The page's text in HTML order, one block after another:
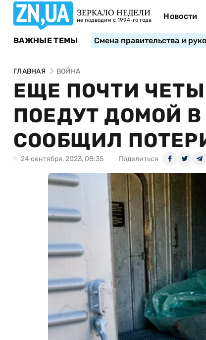
ЗЕРКАЛО НЕДЕЛИ
не подводим с 1994-го года Новости
ВАЖНЫЕ ТЕМЫ Смена правительства и
ГЛАВНАЯ ВОЙНА
ЕЩЕ ПОЧТИ
ПОЕДУТ ДОМОЙ
СООБЩИЛ
24 сентября, 2023, 08:35 Поделиться